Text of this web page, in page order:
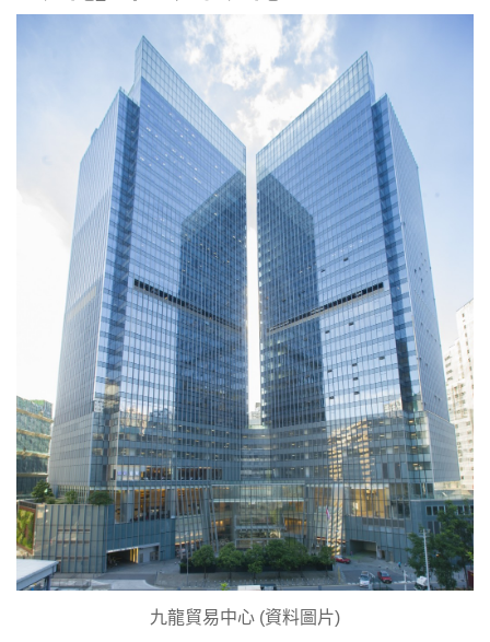
九龍貿易中心 (資料圖片)